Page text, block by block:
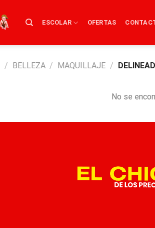
ESCOLAR OFERTAS
/ BELLEZA / MAQUILLAJE /
No se